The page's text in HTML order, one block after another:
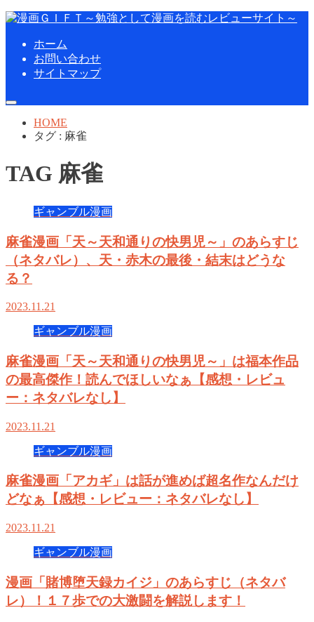
ホーム
お問い合わせ
サイトマップ
HOME
タグ : 麻雀
TAG 麻雀
ギャンブル漫画
麻雀漫画「天～天和通りの快男児～」のあらすじ
（ネタバレ）、天・赤木の最後・結末はどうな
る？
2023.11.21
ギャンブル漫画
麻雀漫画「天～天和通りの快男児～」は福本作品
の最高傑作！読んでほしいなぁ【感想・レビュ
ー：ネタバレなし】
2023.11.21
ギャンブル漫画
麻雀漫画「アカギ」は話が進めば超名作なんだけ
どなぁ【感想・レビュー：ネタバレなし】
2023.11.21
ギャンブル漫画
漫画「賭博堕天録カイジ」のあらすじ（ネタバ
レ）！１７歩での大激闘を解説します！